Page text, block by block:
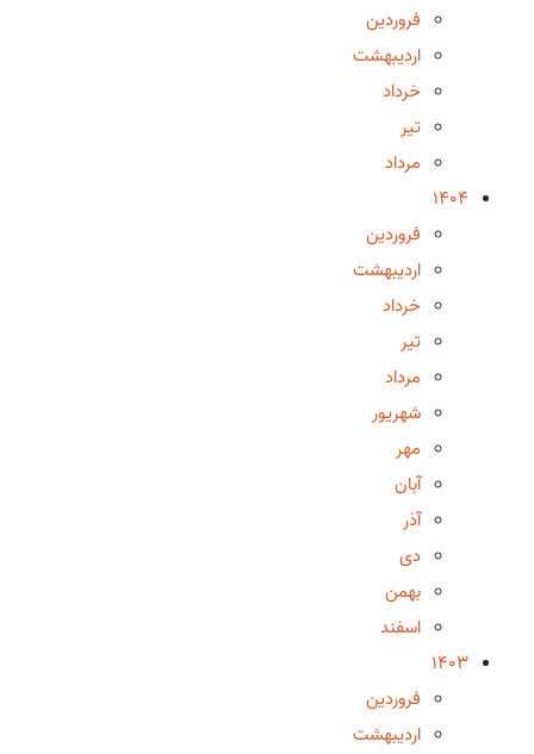
فروردین
اردیبهشت
خرداد
تیر
مرداد
1404
فروردین
اردیبهشت
خرداد
تیر
مرداد
شهریور
مهر
آبان
آذر
دی
بهمن
اسفند
1403
فروردین
اردیبهشت